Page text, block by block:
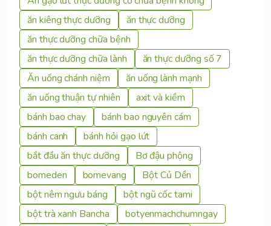
ăn kiêng thực dưỡng
ăn thực dưỡng
ăn thực dưỡng chữa bệnh
ăn thực dưỡng chữa lành
ăn thực dưỡng số 7
Ăn uống chánh niệm
ăn uống lành mạnh
ăn uống thuận tự nhiên
axit và kiềm
bánh bao chay
bánh bao nguyên cám
bánh canh
bánh hỏi gạo lứt
bắt đầu ăn thực dưỡng
Bơ đậu phộng
bomeden
bomevang
Bột Củ Dền
bột nêm ngưu báng
bột ngũ cốc tami
bột trà xanh Bancha
botyenmachchumngay